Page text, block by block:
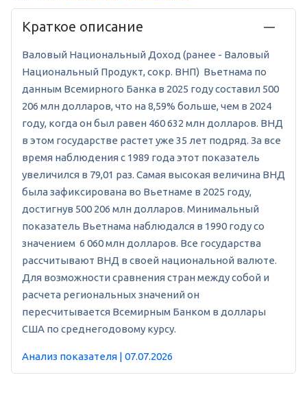
Краткое описание
Валовый Национальный Доход (ранее - Валовый
Национальный Продукт, сокр. ВНП) Вьетнама по
данным Всемирного Банка в 2025 году составил 500
206 млн долларов, что на 8,59% больше, чем в 2024
году, когда он был равен 460 632 млн долларов. ВНД
в этом государстве растет уже 35 лет подряд. За все
время наблюдения с 1989 года этот показатель
увеличился в 79,01 раз. Самая высокая величина ВНД
была зафиксирована во Вьетнаме в 2025 году,
достигнув 500 206 млн долларов. Минимальный
показатель Вьетнама наблюдался в 1990 году со
значением 6 060 млн долларов. Все государства
рассчитывают ВНД в своей национальной валюте.
Для возможности сравнения стран между собой и
расчета региональных значений он
пересчитывается Всемирным Банком в доллары
США по среднегодовому курсу.
Анализ показателя | 07.07.2026